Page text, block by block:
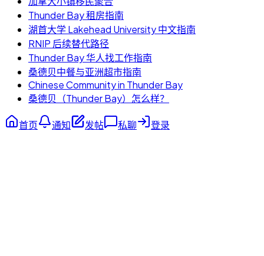
Thunder Bay 租房指南
湖首大学 Lakehead University 中文指南
RNIP 后续替代路径
Thunder Bay 华人找工作指南
桑德贝中餐与亚洲超市指南
Chinese Community in Thunder Bay
桑德贝（Thunder Bay）怎么样？
首页 通知 发帖 私聊 登录